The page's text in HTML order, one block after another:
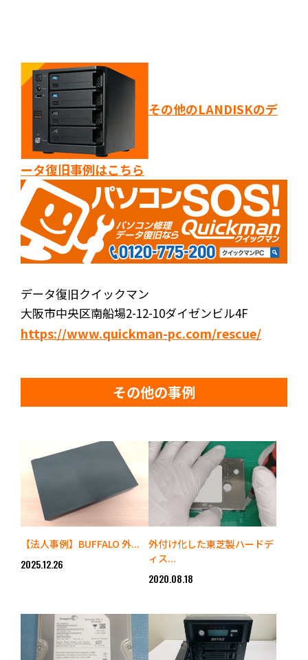
その他のLANDISKのデ
ータ復旧事例はこちら
データ復旧クイックマン
大阪市中央区南船場2-12-10ダイゼンビル4F
https://www.quickman-pc.com/rescue/
その他の事例
【法人事例】BUFFALO 外...
2025.12.26
外付け化した東芝製ハードデ
ィス...
2020.08.18